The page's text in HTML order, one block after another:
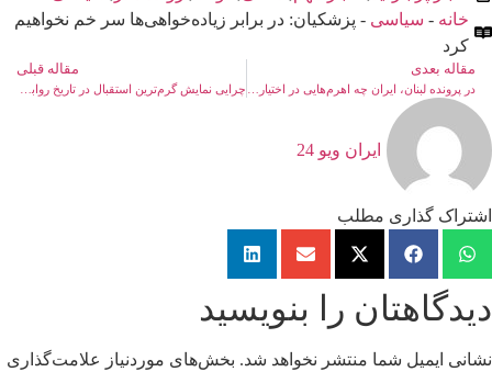
خانه - سیاسی - پزشکیان: در برابر زیاده‌خواهی‌ها سر خم نخواهیم
کرد
مقاله بعدی مقاله قبلی
ایران ویو 24
اشتراک گذاری مطلب
دیدگاهتان را بنویسید
نشانی ایمیل شما منتشر نخواهد شد. بخش‌های موردنیاز علامت‌گذاری